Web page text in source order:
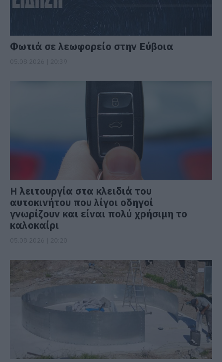
Φωτιά σε λεωφορείο στην Εύβοια
Η λειτουργία στα κλειδιά του
αυτοκινήτου που λίγοι οδηγοί
γνωρίζουν και είναι πολύ χρήσιμη το
καλοκαίρι